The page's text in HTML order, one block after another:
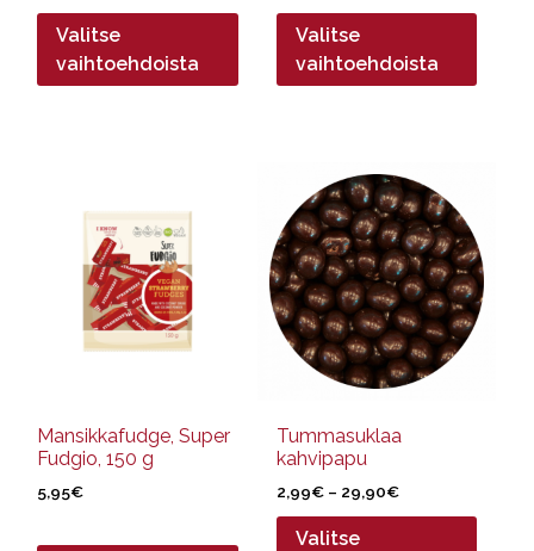
2,69€
26,90€
Valitse
vaihtoehdoista
3,59€
35,90€
Valitse
vaihtoehdoista
Mansikkafudge, Super
Fudgio, 150 g
5,95€
Tummasuklaa
kahvipapu
2,99€ – 29,90€Hintaluokka:
2,99€
Valitse
tuotteella
useampi
muunnelma.
Voit
tehdä
valinnat
sivulla.